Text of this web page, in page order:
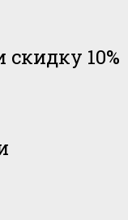
10%